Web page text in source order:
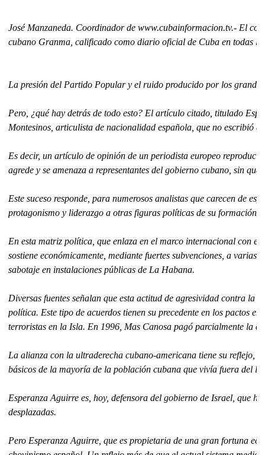
José Manzaneda. Coordinador de www.cubainformacion.tv.- El
cubano Granma, calificado como diario oficial de Cuba en todas
La presión del Partido Popular y el ruido producido por los
Pero, ¿qué hay detrás de todo esto? El artículo citado, titulado
Montesinos, articulista de nacionalidad española, que no escribió
Es decir, un artículo de opinión de un periodista europeo
agrede y se amenaza a representantes del gobierno cubano, sin que
Este suceso responde, para numerosos analistas que carecen de
protagonismo y liderazgo a otras figuras políticas de su formación.
En esta matriz política, que enlaza en el marco internacional con el
sostiene económicamente, mediante fuertes subvenciones, a
sabotaje en instalaciones públicas de La Habana.
Diversas fuentes señalan que esta actitud de agresividad contra
política. Este tipo de acuerdos tienen su precedente en los pactos
terroristas en la Isla. En 1996, Mas Canosa pagó parcialmente la
La alianza con la ultraderecha cubano-americana tiene su reflejo,
básicos de la mayoría de la población cubana que vivía fuera del
Esperanza Aguirre es, hoy, defensora del gobierno de Israel, que
desplazadas.
Pero Esperanza Aguirre, que es propietaria de una gran fortuna